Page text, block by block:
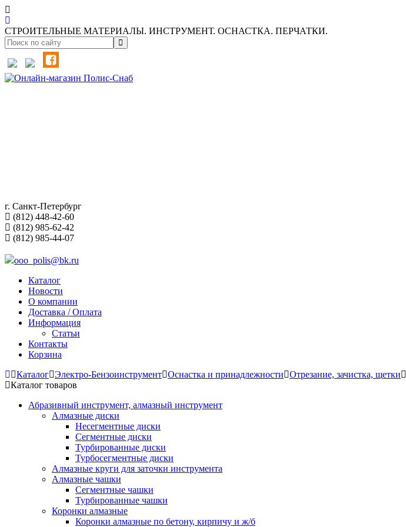
СТРОИТЕЛЬНЫЕ МАТЕРИАЛЫ. ИНСТРУМЕНТ. ОСНАСТКА. ПЕРЧАТКИ.
г. Санкт-Петербург
(812) 448-42-60
(812) 985-62-42
(812) 985-44-07
ooo_polis@bk.ru
Каталог
Новости
О компании
Доставка / Оплата
Информация
Статьи
Контакты
Корзина
Каталог Электро-Бензоинструмент Оснастка и принадлежности Отрезание, зачистка, щетки
Каталог товаров
Абразивный инструмент, алмазный инструмент
Алмазные диски
Несегментные диски
Сегментные диски
Турбированные диски
Турбосегментные диски
Алмазные круги для заточки инструмента
Алмазные чашки
Сегментные чашки
Турбированные чашки
Коронки алмазные
Коронки алмазные по бетону, кирпичу и ж/б